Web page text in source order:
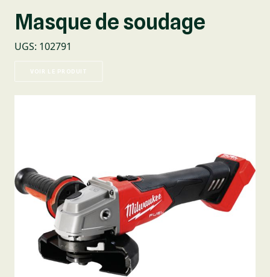
Masque de soudage
UGS: 102791
VOIR LE PRODUIT